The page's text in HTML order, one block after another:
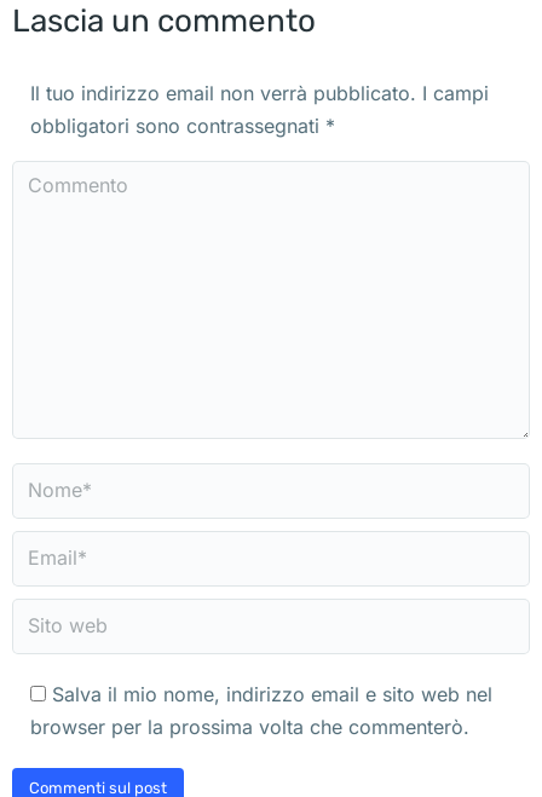
Lascia un commento
Il tuo indirizzo email non verrà pubblicato. I campi
obbligatori sono contrassegnati *
Commento
Nome *
Email *
Sito web
Salva il mio nome, indirizzo email e sito web nel
browser per la prossima volta che commenterò.
Commenti sul post